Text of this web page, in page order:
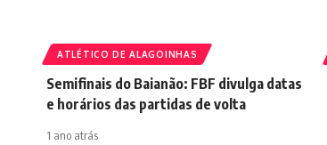
ATLÉTICO DE ALAGOINHAS
Semifinais do Baianão: FBF divulga datas
e horários das partidas de volta
1 ano atrás